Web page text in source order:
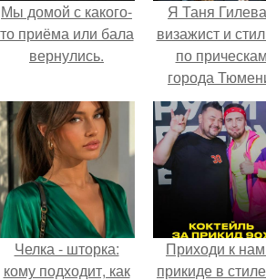
Мы домой с какого-
то приёма или бала
вернулись.
Я Таня
визажист и
по
города
Челка - шторка:
кому подходит, как
Приходи к
прикиде в